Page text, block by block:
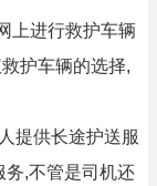
上进行救护车辆
护车辆的选择,
提供长途护送服
务,不管是司机还